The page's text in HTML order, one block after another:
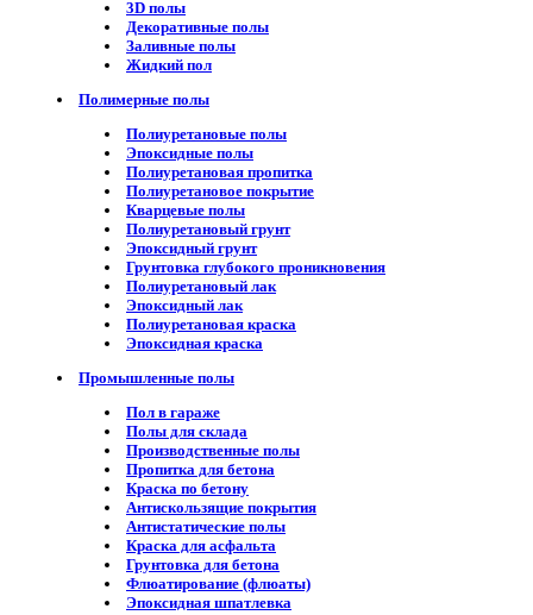
3D полы
Декоративные полы
Заливные полы
Жидкий пол
Полимерные полы
Полиуретановые полы
Эпоксидные полы
Полиуретановая пропитка
Полиуретановое покрытие
Кварцевые полы
Полиуретановый грунт
Эпоксидный грунт
Грунтовка глубокого проникновения
Полиуретановый лак
Эпоксидный лак
Полиуретановая краска
Эпоксидная краска
Промышленные полы
Пол в гараже
Полы для склада
Производственные полы
Пропитка для бетона
Краска по бетону
Антискользящие покрытия
Антистатические полы
Краска для асфальта
Грунтовка для бетона
Флюатирование (флюаты)
Эпоксидная шпатлевка